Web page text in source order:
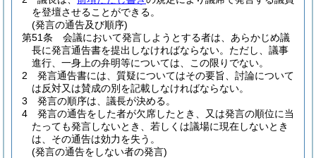
を登壇させることができる。
(発言の通告及び順序)
第51条
会議において発言しようとする者は、あらかじめ議
長に発言通告書を提出しなければならない。 ただし、議事
進行、一身上の弁明等については、この限りでない。
2
発言通告書には、質疑についてはその要旨、討論について
は反対又は賛成の別を記載しなければならない。
3
発言の順序は、議長が決める。
4
発言の通告をした者が欠席したとき、又は発言の順位に当
たっても発言しないとき、若しくは議場に現在しないとき
は、その通告は効力を失う。
(発言の通告をしない者の発言)